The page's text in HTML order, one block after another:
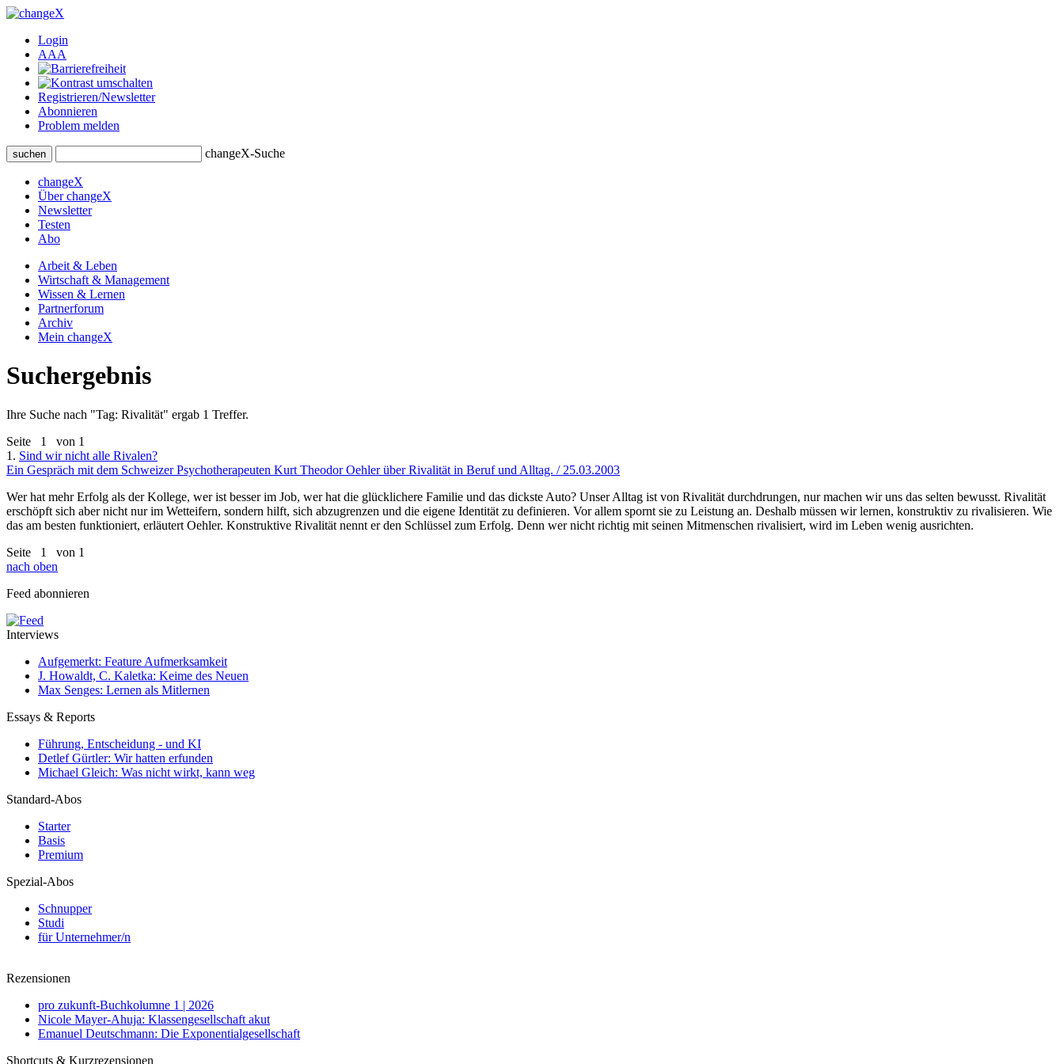
Login
AAA
Registrieren/Newsletter
Abonnieren
Problem melden
suchen changeX-Suche
changeX
Über changeX
Newsletter
Testen
Abo
Arbeit & Leben
Wirtschaft & Management
Wissen & Lernen
Partnerforum
Archiv
Mein changeX
Suchergebnis
Ihre Suche nach "Tag: Rivalität" ergab 1 Treffer.
Seite 1
von 1
1. Sind wir nicht alle Rivalen?
Ein Gespräch mit dem Schweizer Psychotherapeuten Kurt Theodor Oehler über Rivalität in Beruf und Alltag. / 25.03.2003
Wer hat mehr Erfolg als der Kollege, wer ist besser im Job, wer hat die glücklichere Familie und das dickste Auto? Unser Alltag ist von Rivalität durchdrungen, nur machen wir uns das selten bewusst. Rivalität
erschöpft sich aber nicht nur im Wetteifern, sondern hilft, sich abzugrenzen und die eigene Identität zu definieren. Vor allem spornt sie zu Leistung an. Deshalb müssen wir lernen, konstruktiv zu rivalisieren. Wie
das am besten funktioniert, erläutert Oehler. Konstruktive Rivalität nennt er den Schlüssel zum Erfolg. Denn wer nicht richtig mit seinen Mitmenschen rivalisiert, wird im Leben wenig ausrichten.
Seite 1
von 1
nach oben
Feed abonnieren
Interviews
Aufgemerkt: Feature Aufmerksamkeit
J. Howaldt, C. Kaletka: Keime des Neuen
Max Senges: Lernen als Mitlernen
Essays & Reports
Führung, Entscheidung - und KI
Detlef Gürtler: Wir hatten erfunden
Michael Gleich: Was nicht wirkt, kann weg
Standard-Abos
Starter
Basis
Premium
Spezial-Abos
Schnupper
Studi
für Unternehmer/n
Rezensionen
pro zukunft-Buchkolumne 1 | 2026
Nicole Mayer-Ahuja: Klassengesellschaft akut
Emanuel Deutschmann: Die Exponentialgesellschaft
Shortcuts & Kurzrezensionen